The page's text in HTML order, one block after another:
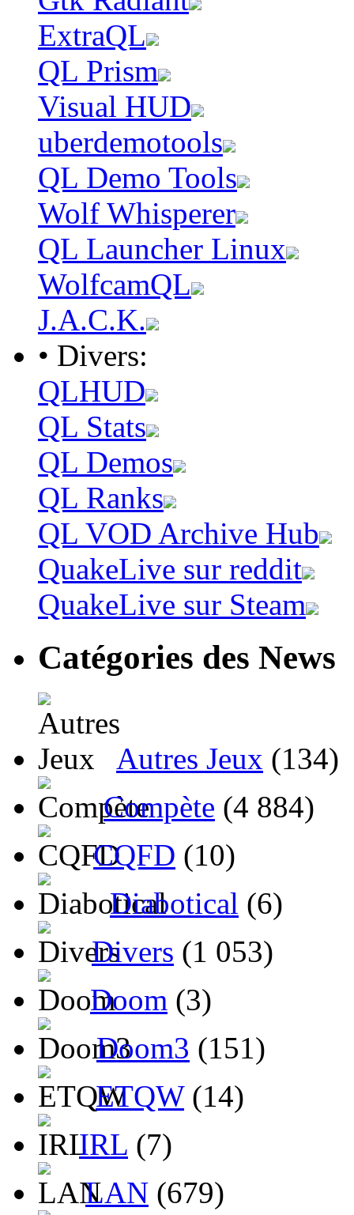
ExtraQL
QL Prism
Visual HUD
uberdemotools
QL Demo Tools
Wolf Whisperer
QL Launcher Linux
WolfcamQL
J.A.C.K.
• Divers:
QLHUD
QL Stats
QL Demos
QL Ranks
QL VOD Archive Hub
QuakeLive sur reddit
QuakeLive sur Steam
Catégories des News
Autres Jeux (134)
Compète (4 884)
CQFD (10)
Diabotical (6)
Divers (1 053)
Doom (3)
Doom3 (151)
ETQW(14)
IRL (7)
LAN (679)